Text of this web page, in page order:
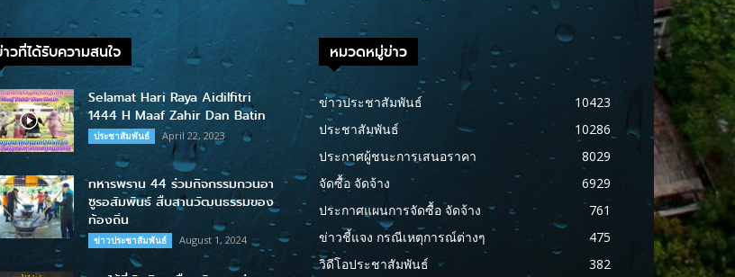
วที่ได้รับความสนใจ
Selamat Hari Raya Aidilfitri
1444 H Maaf Zahir Dan Batin
ประชาสัมพันธ์ April 22, 2023
ทหารพราน 44 ร่วมกิจกรรมกวนอา
ซูรอสัมพันธ์ สืบสานวัฒนธรรมของ
ท้องถิ่น
ข่าวประชาสัมพันธ์ August 1, 2024
หมวดหมู่ข่าว
ข่าวประชาสัมพันธ์
10423
ประชาสัมพันธ์
10286
ประกาศผู้ชนะการเสนอราคา
8029
จัดซื้อ จัดจ้าง
6929
ประกาศแผนการจัดซื้อ จัดจ้าง
761
ข่าวชี้แจง กรณีเหตุการณ์ต่างๆ
475
วิดีโอประชาสัมพันธ์
382